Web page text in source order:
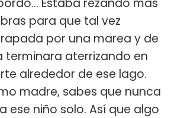
para que tal vez
por una marea y de
terminara aterrizando en
alrededor de ese lago.
madre, sabes que nunca
ese niño solo. Así que algo